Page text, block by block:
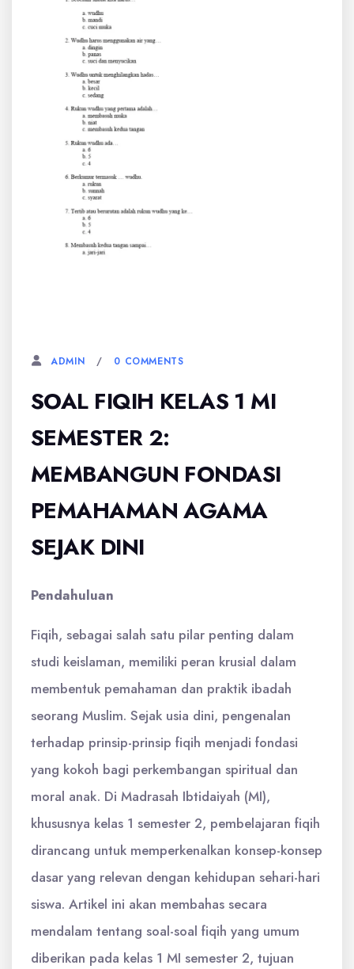
ADMIN 0 COMMENTS
SOAL FIQIH KELAS 1 MI
SEMESTER 2:
MEMBANGUN FONDASI
PEMAHAMAN AGAMA
SEJAK DINI
Pendahuluan
Fiqih, sebagai salah satu pilar penting dalam
studi keislaman, memiliki peran krusial dalam
membentuk pemahaman dan praktik ibadah
seorang Muslim. Sejak usia dini, pengenalan
terhadap prinsip-prinsip fiqih menjadi fondasi
yang kokoh bagi perkembangan spiritual dan
moral anak. Di Madrasah Ibtidaiyah (MI),
khususnya kelas 1 semester 2, pembelajaran fiqih
dirancang untuk memperkenalkan konsep-konsep
dasar yang relevan dengan kehidupan sehari-hari
siswa. Artikel ini akan membahas secara
mendalam tentang soal-soal fiqih yang umum
diberikan pada kelas 1 MI semester 2, tujuan